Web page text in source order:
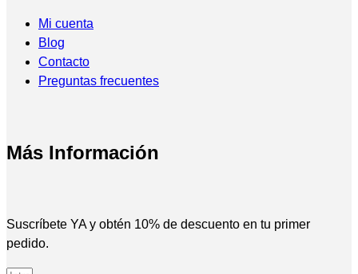
Mi cuenta
Blog
Contacto
Preguntas frecuentes
Más Información
Suscríbete YA y obtén 10% de descuento en tu primer
pedido.